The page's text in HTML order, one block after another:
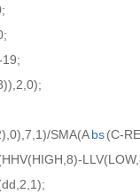
SMA(Abs(C-